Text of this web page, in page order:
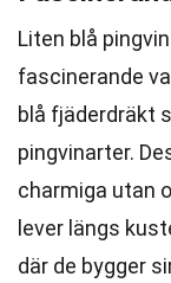
Liten blå
fascinerande
blå fjäderdräkt
pingvinarter.
charmiga utan
lever längs
där de bygger